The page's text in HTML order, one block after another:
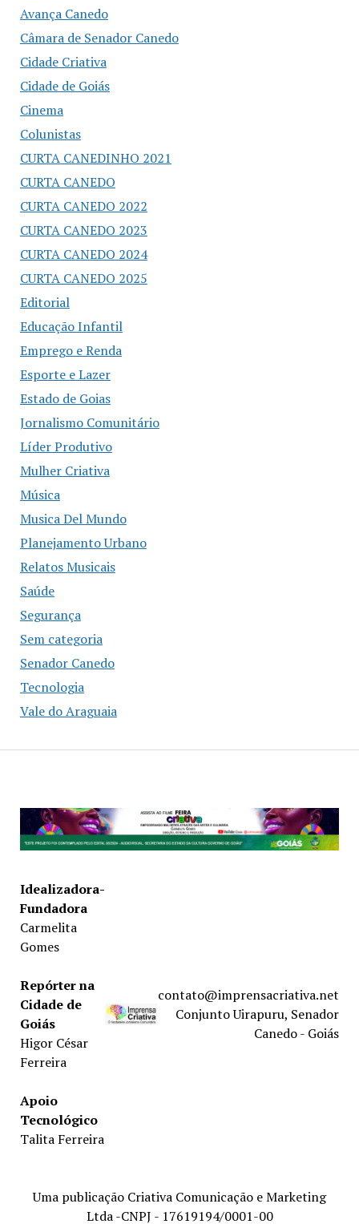
Avança Canedo
Câmara de Senador Canedo
Cidade Criativa
Cidade de Goiás
Cinema
Colunistas
CURTA CANEDINHO 2021
CURTA CANEDO
CURTA CANEDO 2022
CURTA CANEDO 2023
CURTA CANEDO 2024
CURTA CANEDO 2025
Editorial
Educação Infantil
Emprego e Renda
Esporte e Lazer
Estado de Goias
Jornalismo Comunitário
Líder Produtivo
Mulher Criativa
Música
Musica Del Mundo
Planejamento Urbano
Relatos Musicais
Saúde
Segurança
Sem categoria
Senador Canedo
Tecnologia
Vale do Araguaia
Idealizadora-
Fundadora
Carmelita
Gomes
Repórter na
Cidade de
Goiás
Higor César
Ferreira
Apoio
Tecnológico
Talita Ferreira
contato@imprensacriativa.net
Conjunto Uirapuru, Senador
Canedo - Goiás
Uma publicação Criativa Comunicação e Marketing
Ltda -CNPJ - 17619194/0001-00